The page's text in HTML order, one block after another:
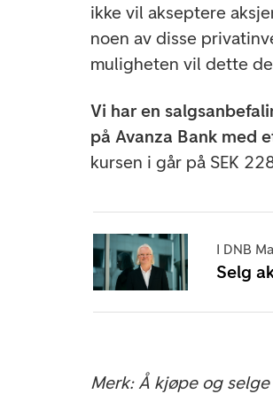
ikke vil akseptere
noen av disse
muligheten vil dette
Vi har en
på Avanza Bank med
kursen i går på SEK
I DNB
Selg
Merk: Å kjøpe og